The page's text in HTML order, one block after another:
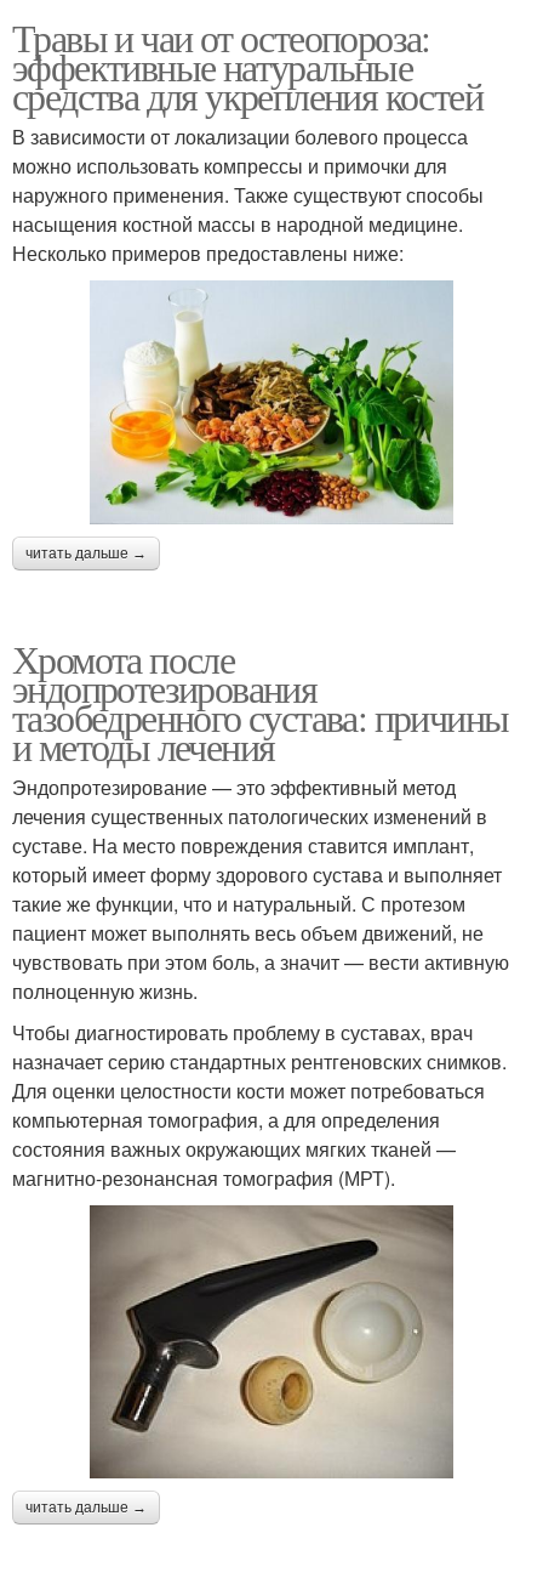
Травы и чаи от остеопороза:
эффективные натуральные
средства для укрепления костей
В зависимости от локализации болевого процесса
можно использовать компрессы и примочки для
наружного применения. Также существуют способы
насыщения костной массы в народной медицине.
Несколько примеров предоставлены ниже:
читать дальше →
Хромота после
эндопротезирования
тазобедренного сустава: причины
и методы лечения
Эндопротезирование — это эффективный метод
лечения существенных патологических изменений в
суставе. На место повреждения ставится имплант,
который имеет форму здорового сустава и выполняет
такие же функции, что и натуральный. С протезом
пациент может выполнять весь объем движений, не
чувствовать при этом боль, а значит — вести активную
полноценную жизнь.
Чтобы диагностировать проблему в суставах, врач
назначает серию стандартных рентгеновских снимков.
Для оценки целостности кости может потребоваться
компьютерная томография, а для определения
состояния важных окружающих мягких тканей —
магнитно-резонансная томография (МРТ).
читать дальше →